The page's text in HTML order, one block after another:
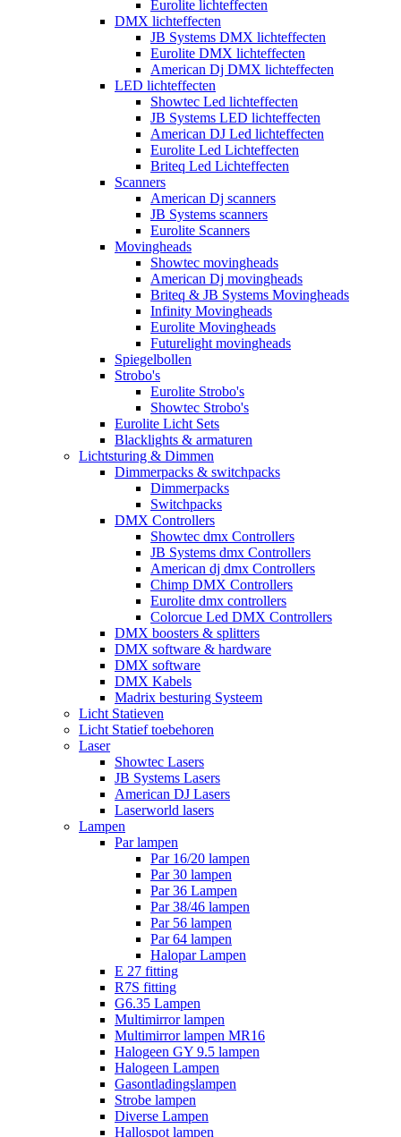
Eurolite lichteffecten
DMX lichteffecten
JB Systems DMX lichteffecten
Eurolite DMX lichteffecten
American Dj DMX lichteffecten
LED lichteffecten
Showtec Led lichteffecten
JB Systems LED lichteffecten
American DJ Led lichteffecten
Eurolite Led Lichteffecten
Briteq Led Lichteffecten
Scanners
American Dj scanners
JB Systems scanners
Eurolite Scanners
Movingheads
Showtec movingheads
American Dj movingheads
Briteq & JB Systems Movingheads
Infinity Movingheads
Eurolite Movingheads
Futurelight movingheads
Spiegelbollen
Strobo's
Eurolite Strobo's
Showtec Strobo's
Eurolite Licht Sets
Blacklights & armaturen
Lichtsturing & Dimmen
Dimmerpacks & switchpacks
Dimmerpacks
Switchpacks
DMX Controllers
Showtec dmx Controllers
JB Systems dmx Controllers
American dj dmx Controllers
Chimp DMX Controllers
Eurolite dmx controllers
Colorcue Led DMX Controllers
DMX boosters & splitters
DMX software & hardware
DMX software
DMX Kabels
Madrix besturing Systeem
Licht Statieven
Licht Statief toebehoren
Laser
Showtec Lasers
JB Systems Lasers
American DJ Lasers
Laserworld lasers
Lampen
Par lampen
Par 16/20 lampen
Par 30 lampen
Par 36 Lampen
Par 38/46 lampen
Par 56 lampen
Par 64 lampen
Halopar Lampen
E 27 fitting
R7S fitting
G6.35 Lampen
Multimirror lampen
Multimirror lampen MR16
Halogeen GY 9.5 lampen
Halogeen Lampen
Gasontladingslampen
Strobe lampen
Diverse Lampen
Hallospot lampen